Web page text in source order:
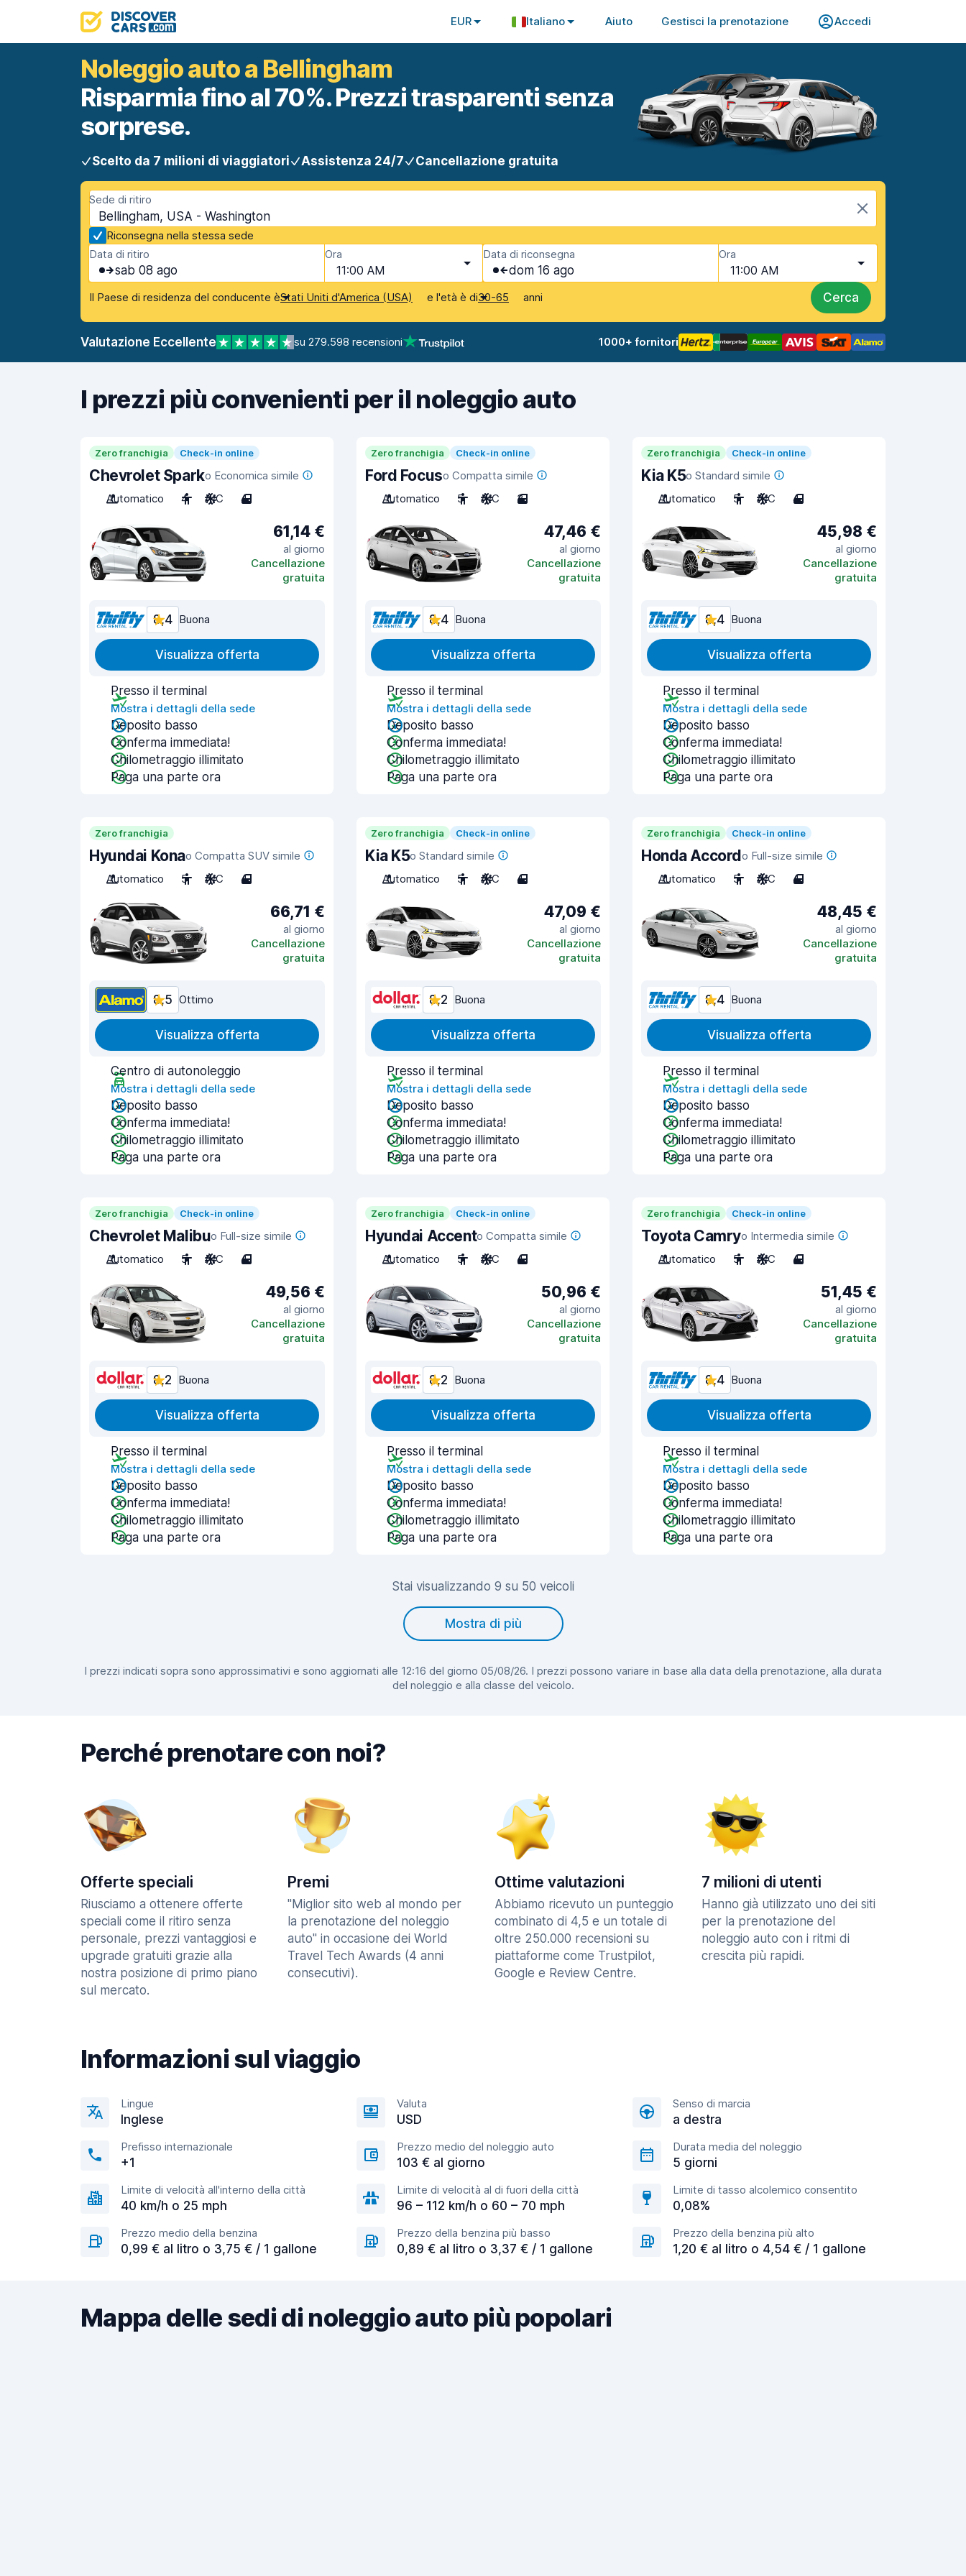
EUR Italiano Aiuto Gestisci la prenotazione Accedi
Noleggio auto a Bellingham
Risparmia fino al 70%. Prezzi trasparenti senza
sorprese.
Scelto da 7 milioni di viaggiatori Assistenza 24/7 Cancellazione gratuita
Sede di ritiro
Bellingham, USA - Washington
Riconsegna nella stessa sede
Data di ritiro
sab 08 ago
Ora
11:00 AM
Data di riconsegna
dom 16 ago
Ora
11:00 AM
Il Paese di residenza del conducente èStati Uniti d'America (USA) e l'età è di30-65 anni Cerca
Valutazione Eccellente su 279.598 recensioni 1000+ fornitori
I prezzi più convenienti per il noleggio auto
Zero franchigia Check-in online
Chevrolet Sparko Economica simile
Automatico
4 A/C 4
61,14 €
al giorno
Cancellazione
gratuita
8,4 Buona
Visualizza offerta
Presso il terminal
Mostra i dettagli della sede
Deposito basso
Conferma immediata!
Chilometraggio illimitato
Paga una parte ora
Zero franchigia Check-in online
Ford Focuso Compatta simile
Automatico
5 A/C 3
47,46 €
al giorno
Cancellazione
gratuita
8,4 Buona
Visualizza offerta
Presso il terminal
Mostra i dettagli della sede
Deposito basso
Conferma immediata!
Chilometraggio illimitato
Paga una parte ora
Zero franchigia Check-in online
Kia K5o Standard simile
Automatico
5 A/C 4
45,98 €
al giorno
Cancellazione
gratuita
8,4 Buona
Visualizza offerta
Presso il terminal
Mostra i dettagli della sede
Deposito basso
Conferma immediata!
Chilometraggio illimitato
Paga una parte ora
Zero franchigia
Hyundai Konao Compatta SUV simile
Automatico
5 A/C 4
66,71 €
al giorno
Cancellazione
gratuita
8,5 Ottimo
Visualizza offerta
Centro di autonoleggio
Mostra i dettagli della sede
Deposito basso
Conferma immediata!
Chilometraggio illimitato
Paga una parte ora
Zero franchigia Check-in online
Kia K5o Standard simile
Automatico
5 A/C 4
47,09 €
al giorno
Cancellazione
gratuita
8,2 Buona
Visualizza offerta
Presso il terminal
Mostra i dettagli della sede
Deposito basso
Conferma immediata!
Chilometraggio illimitato
Paga una parte ora
Zero franchigia Check-in online
Honda Accordo Full-size simile
Automatico
5 A/C 4
48,45 €
al giorno
Cancellazione
gratuita
8,4 Buona
Visualizza offerta
Presso il terminal
Mostra i dettagli della sede
Deposito basso
Conferma immediata!
Chilometraggio illimitato
Paga una parte ora
Zero franchigia Check-in online
Chevrolet Malibuo Full-size simile
Automatico
5 A/C 4
49,56 €
al giorno
Cancellazione
gratuita
8,2 Buona
Visualizza offerta
Presso il terminal
Mostra i dettagli della sede
Deposito basso
Conferma immediata!
Chilometraggio illimitato
Paga una parte ora
Zero franchigia Check-in online
Hyundai Accento Compatta simile
Automatico
5 A/C 4
50,96 €
al giorno
Cancellazione
gratuita
8,2 Buona
Visualizza offerta
Presso il terminal
Mostra i dettagli della sede
Deposito basso
Conferma immediata!
Chilometraggio illimitato
Paga una parte ora
Zero franchigia Check-in online
Toyota Camryo Intermedia simile
Automatico
5 A/C 4
51,45 €
al giorno
Cancellazione
gratuita
8,4 Buona
Visualizza offerta
Presso il terminal
Mostra i dettagli della sede
Deposito basso
Conferma immediata!
Chilometraggio illimitato
Paga una parte ora
Stai visualizzando 9 su 50 veicoli
Mostra di più
I prezzi indicati sopra sono approssimativi e sono aggiornati alle 12:16 del giorno 05/08/26. I prezzi possono variare in base alla data della prenotazione, alla durata
del noleggio e alla classe del veicolo.
Perché prenotare con noi?
Offerte speciali
Riusciamo a ottenere offerte
speciali come il ritiro senza
personale, prezzi vantaggiosi e
upgrade gratuiti grazie alla
nostra posizione di primo piano
sul mercato.
Premi
"Miglior sito web al mondo per
la prenotazione del noleggio
auto" in occasione dei World
Travel Tech Awards (4 anni
consecutivi).
Ottime valutazioni
Abbiamo ricevuto un punteggio
combinato di 4,5 e un totale di
oltre 250.000 recensioni su
piattaforme come Trustpilot,
Google e Review Centre.
7 milioni di utenti
Hanno già utilizzato uno dei siti
per la prenotazione del
noleggio auto con i ritmi di
crescita più rapidi.
Informazioni sul viaggio
Lingue
Inglese
Valuta
USD
Senso di marcia
a destra
Prefisso internazionale
+1
Prezzo medio del noleggio auto
103 € al giorno
Durata media del noleggio
5 giorni
Limite di velocità all'interno della città
40 km/h o 25 mph
Limite di velocità al di fuori della città
96 – 112 km/h o 60 – 70 mph
Limite di tasso alcolemico consentito
0,08%
Prezzo medio della benzina
0,99 € al litro o 3,75 € / 1 gallone
Prezzo della benzina più basso
0,89 € al litro o 3,37 € / 1 gallone
Prezzo della benzina più alto
1,20 € al litro o 4,54 € / 1 gallone
Mappa delle sedi di noleggio auto più popolari